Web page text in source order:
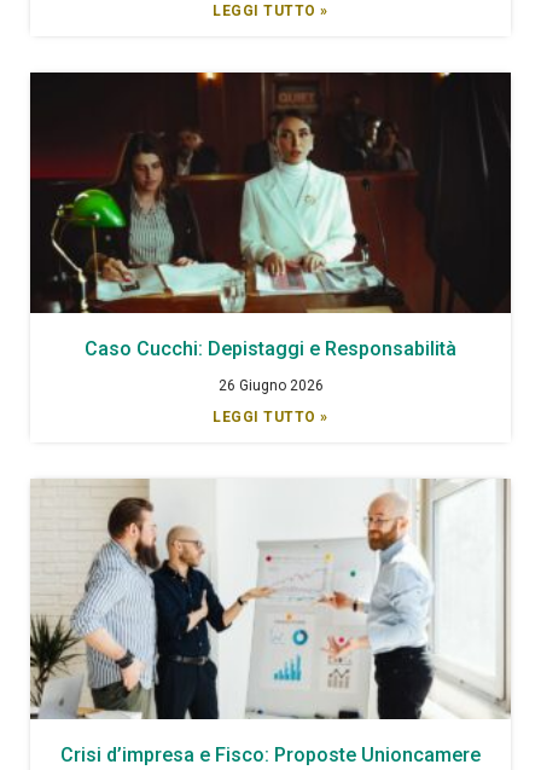
LEGGI TUTTO »
Caso Cucchi: Depistaggi e Responsabilità
26 Giugno 2026
LEGGI TUTTO »
Crisi d’impresa e Fisco: Proposte Unioncamere